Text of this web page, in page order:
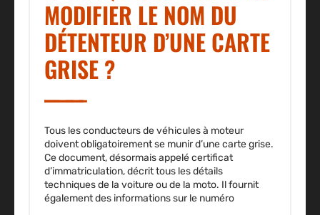
MODIFIER LE NOM DU
DÉTENTEUR D’UNE CARTE
GRISE ?
Tous les conducteurs de véhicules à moteur
doivent obligatoirement se munir d’une carte grise.
Ce document, désormais appelé certificat
d’immatriculation, décrit tous les détails
techniques de la voiture ou de la moto. Il fournit
également des informations sur le numéro